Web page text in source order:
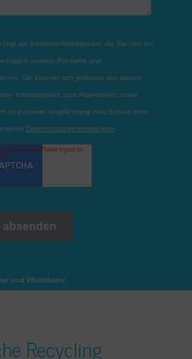
sind Pflichtfelder.
Recycling